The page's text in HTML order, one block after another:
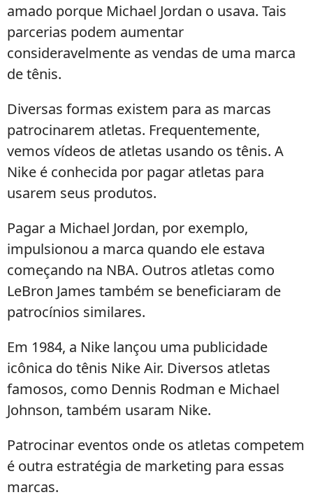
amado porque Michael Jordan o usava. Tais
parcerias podem aumentar
consideravelmente as vendas de uma marca
de tênis.
Diversas formas existem para as marcas
patrocinarem atletas. Frequentemente,
vemos vídeos de atletas usando os tênis. A
Nike é conhecida por pagar atletas para
usarem seus produtos.
Pagar a Michael Jordan, por exemplo,
impulsionou a marca quando ele estava
começando na NBA. Outros atletas como
LeBron James também se beneficiaram de
patrocínios similares.
Em 1984, a Nike lançou uma publicidade
icônica do tênis Nike Air. Diversos atletas
famosos, como Dennis Rodman e Michael
Johnson, também usaram Nike.
Patrocinar eventos onde os atletas competem
é outra estratégia de marketing para essas
marcas.